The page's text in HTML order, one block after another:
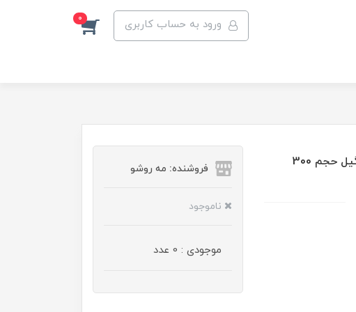
ورود به حساب کاربری 0
لوسیون دست و بدن ایوب صبری حاوی شیر نارگیل حجم 300
فروشنده: مه رو‌شو
ناموجود
موجودی : 0 عدد